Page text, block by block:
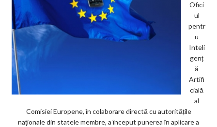
Ofici
ul
pentr
u
Inteli
genț
ă
Artifi
cială
al
Comisiei Europene, în colaborare directă cu autoritățile
naționale din statele membre, a început punerea în aplicare a